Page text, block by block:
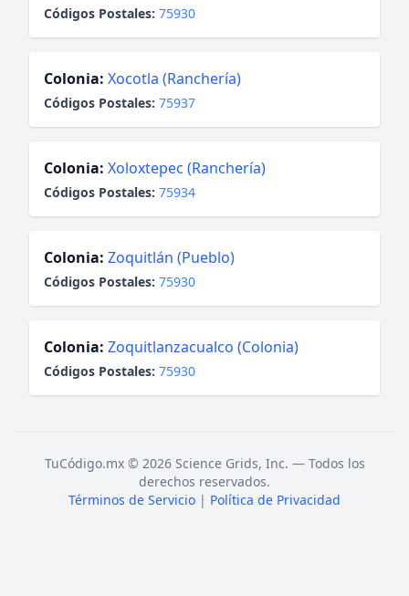
Códigos Postales: 75930
Colonia: Xocotla (Ranchería)
Códigos Postales: 75937
Colonia: Xoloxtepec (Ranchería)
Códigos Postales: 75934
Colonia: Zoquitlán (Pueblo)
Códigos Postales: 75930
Colonia: Zoquitlanzacualco (Colonia)
Códigos Postales: 75930
TuCódigo.mx © 2026 Science Grids, Inc. — Todos los
derechos reservados.
Términos de Servicio | Política de Privacidad